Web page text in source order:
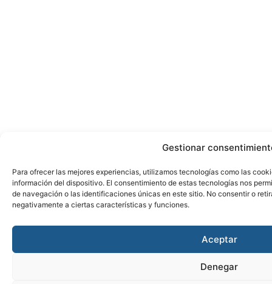
Gestionar
Para ofrecer las mejores experiencias, utilizamos tecnologías como las
información del dispositivo. El consentimiento de estas tecnologías nos
de navegación o las identificaciones únicas en este sitio. No consentir o
negativamente a ciertas características y funciones.
Aceptar
Denegar